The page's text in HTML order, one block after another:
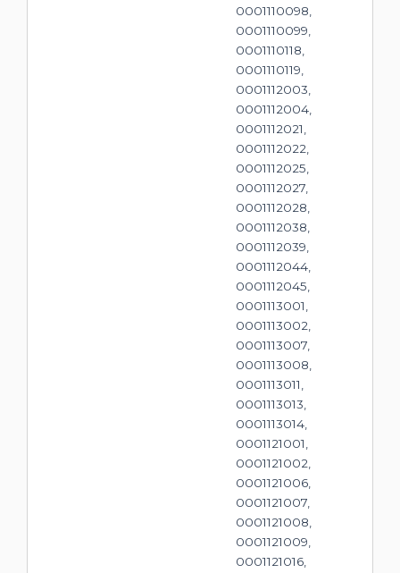
0001110098,
0001110099,
0001110118,
0001110119,
0001112003,
0001112004,
0001112021,
0001112022,
0001112025,
0001112027,
0001112028,
0001112038,
0001112039,
0001112044,
0001112045,
0001113001,
0001113002,
0001113007,
0001113008,
0001113011,
0001113013,
0001113014,
0001121001,
0001121002,
0001121006,
0001121007,
0001121008,
0001121009,
0001121016,